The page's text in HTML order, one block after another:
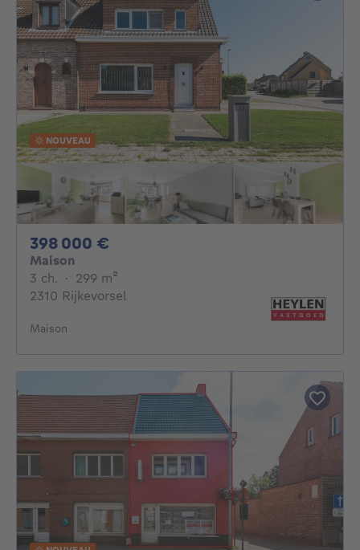
NOUVEAU
398 000 €
Maison
3 ch. 3 chambres
· 299 m²
2310 Rijkevorsel
Maison